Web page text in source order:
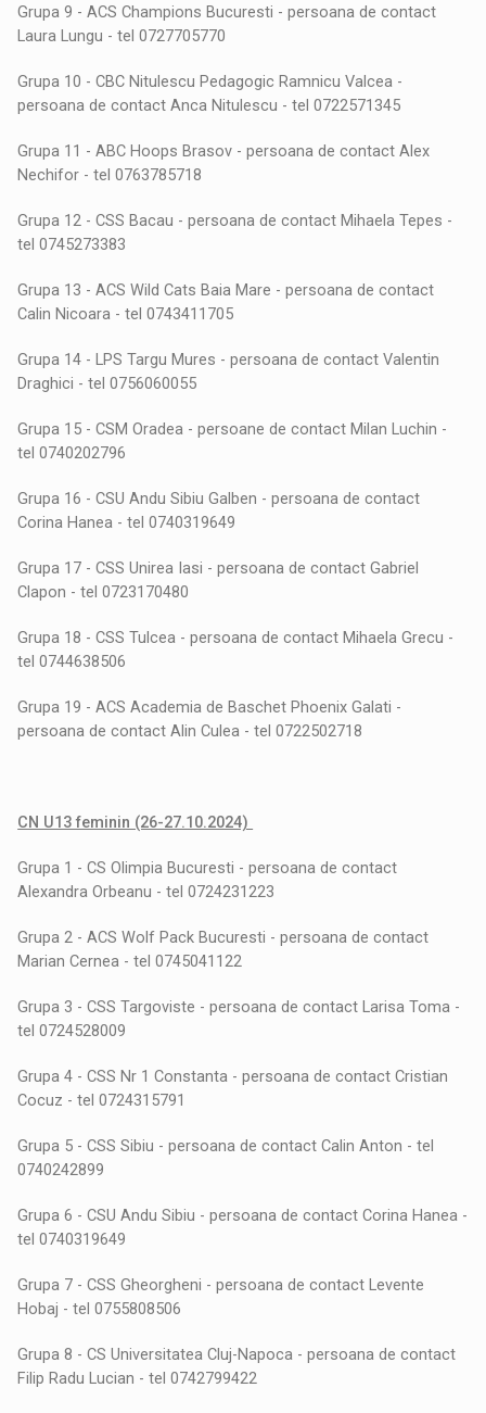
Grupa 9 - ACS Champions Bucuresti - persoana de contact
Laura Lungu - tel 0727705770
Grupa 10 - CBC Nitulescu Pedagogic Ramnicu Valcea -
persoana de contact Anca Nitulescu - tel 0722571345
Grupa 11 - ABC Hoops Brasov - persoana de contact Alex
Nechifor - tel 0763785718
Grupa 12 - CSS Bacau - persoana de contact Mihaela Tepes -
tel 0745273383
Grupa 13 - ACS Wild Cats Baia Mare - persoana de contact
Calin Nicoara - tel 0743411705
Grupa 14 - LPS Targu Mures - persoana de contact Valentin
Draghici - tel 0756060055
Grupa 15 - CSM Oradea - persoane de contact Milan Luchin -
tel 0740202796
Grupa 16 - CSU Andu Sibiu Galben - persoana de contact
Corina Hanea - tel 0740319649
Grupa 17 - CSS Unirea Iasi - persoana de contact Gabriel
Clapon - tel 0723170480
Grupa 18 - CSS Tulcea - persoana de contact Mihaela Grecu -
tel 0744638506
Grupa 19 - ACS Academia de Baschet Phoenix Galati -
persoana de contact Alin Culea - tel 0722502718
CN U13 feminin (26-27.10.2024)
Grupa 1 - CS Olimpia Bucuresti - persoana de contact
Alexandra Orbeanu - tel 0724231223
Grupa 2 - ACS Wolf Pack Bucuresti - persoana de contact
Marian Cernea - tel 0745041122
Grupa 3 - CSS Targoviste - persoana de contact Larisa Toma -
tel 0724528009
Grupa 4 - CSS Nr 1 Constanta - persoana de contact Cristian
Cocuz - tel 0724315791
Grupa 5 - CSS Sibiu - persoana de contact Calin Anton - tel
0740242899
Grupa 6 - CSU Andu Sibiu - persoana de contact Corina Hanea -
tel 0740319649
Grupa 7 - CSS Gheorgheni - persoana de contact Levente
Hobaj - tel 0755808506
Grupa 8 - CS Universitatea Cluj-Napoca - persoana de contact
Filip Radu Lucian - tel 0742799422